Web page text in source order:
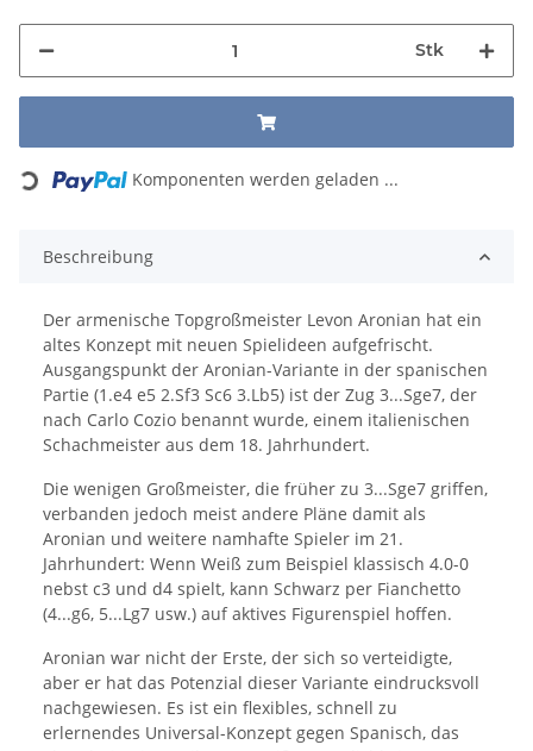
Stk
Loading... Komponenten werden geladen ...
Beschreibung
Der armenische Topgroßmeister Levon Aronian hat ein
altes Konzept mit neuen Spielideen aufgefrischt.
Ausgangspunkt der Aronian-Variante in der spanischen
Partie (1.e4 e5 2.Sf3 Sc6 3.Lb5) ist der Zug 3...Sge7, der
nach Carlo Cozio benannt wurde, einem italienischen
Schachmeister aus dem 18. Jahrhundert.
Die wenigen Großmeister, die früher zu 3...Sge7 griffen,
verbanden jedoch meist andere Pläne damit als
Aronian und weitere namhafte Spieler im 21.
Jahrhundert: Wenn Weiß zum Beispiel klassisch 4.0-0
nebst c3 und d4 spielt, kann Schwarz per Fianchetto
(4...g6, 5...Lg7 usw.) auf aktives Figurenspiel hoffen.
Aronian war nicht der Erste, der sich so verteidigte,
aber er hat das Potenzial dieser Variante eindrucksvoll
nachgewiesen. Es ist ein flexibles, schnell zu
erlernendes Universal-Konzept gegen Spanisch, das